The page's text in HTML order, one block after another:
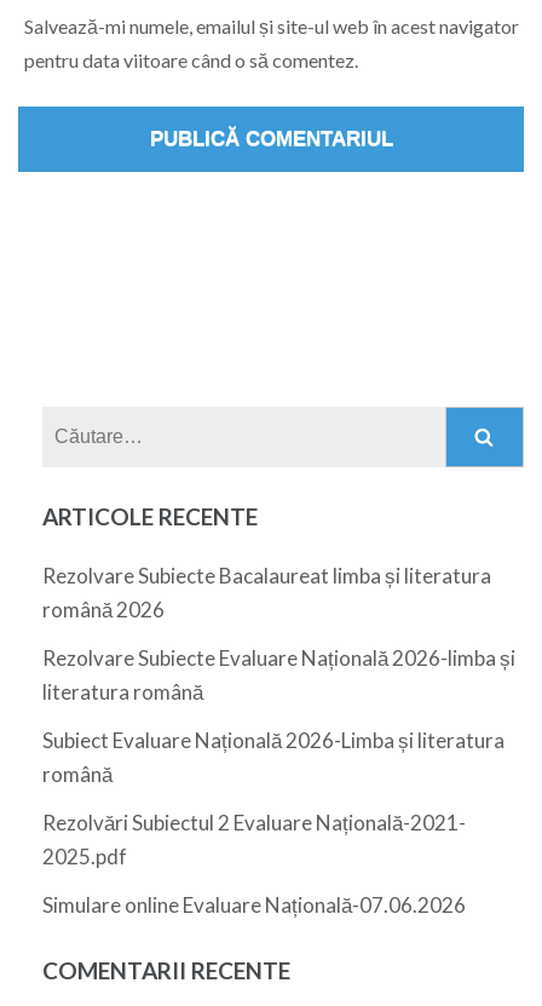
Salvează-mi numele, emailul și site-ul web în acest navigator
pentru data viitoare când o să comentez.
ARTICOLE RECENTE
Rezolvare Subiecte Bacalaureat limba și literatura
română 2026
Rezolvare Subiecte Evaluare Națională 2026-limba și
literatura română
Subiect Evaluare Națională 2026-Limba și literatura
română
Rezolvări Subiectul 2 Evaluare Națională-2021-
2025.pdf
Simulare online Evaluare Națională-07.06.2026
COMENTARII RECENTE